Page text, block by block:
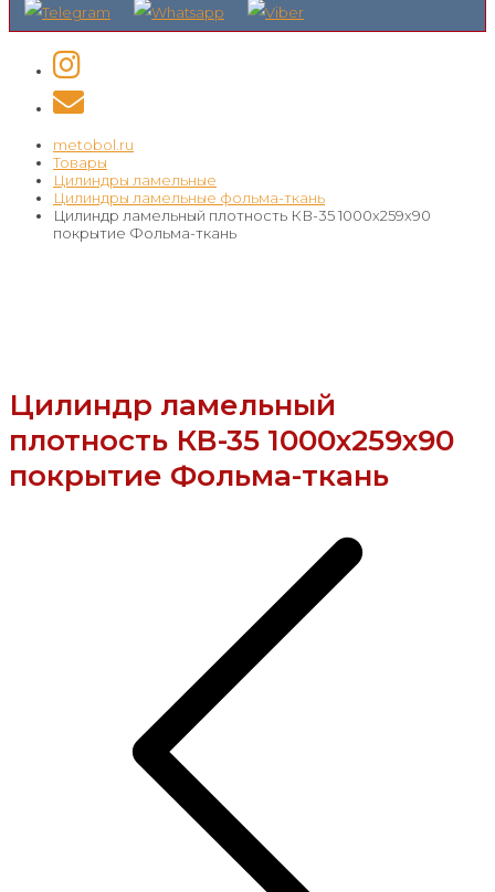
metobol.ru
Товары
Цилиндры ламельные
Цилиндры ламельные фольма-ткань
Цилиндр ламельный плотность КВ-35 1000х259х90
покрытие Фольма-ткань
Цилиндр ламельный
плотность КВ-35 1000х259х90
покрытие Фольма-ткань